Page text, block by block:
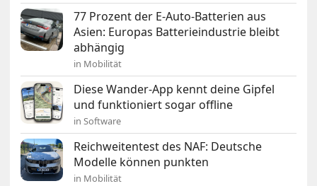
77 Prozent der E-Auto-Batterien aus
Asien: Europas Batterieindustrie bleibt
abhängig
in Mobilität
Diese Wander-App kennt deine Gipfel
und funktioniert sogar offline
in Software
Reichweitentest des NAF: Deutsche
Modelle können punkten
in Mobilität